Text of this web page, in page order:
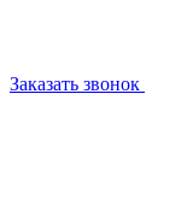
Заказать звонок